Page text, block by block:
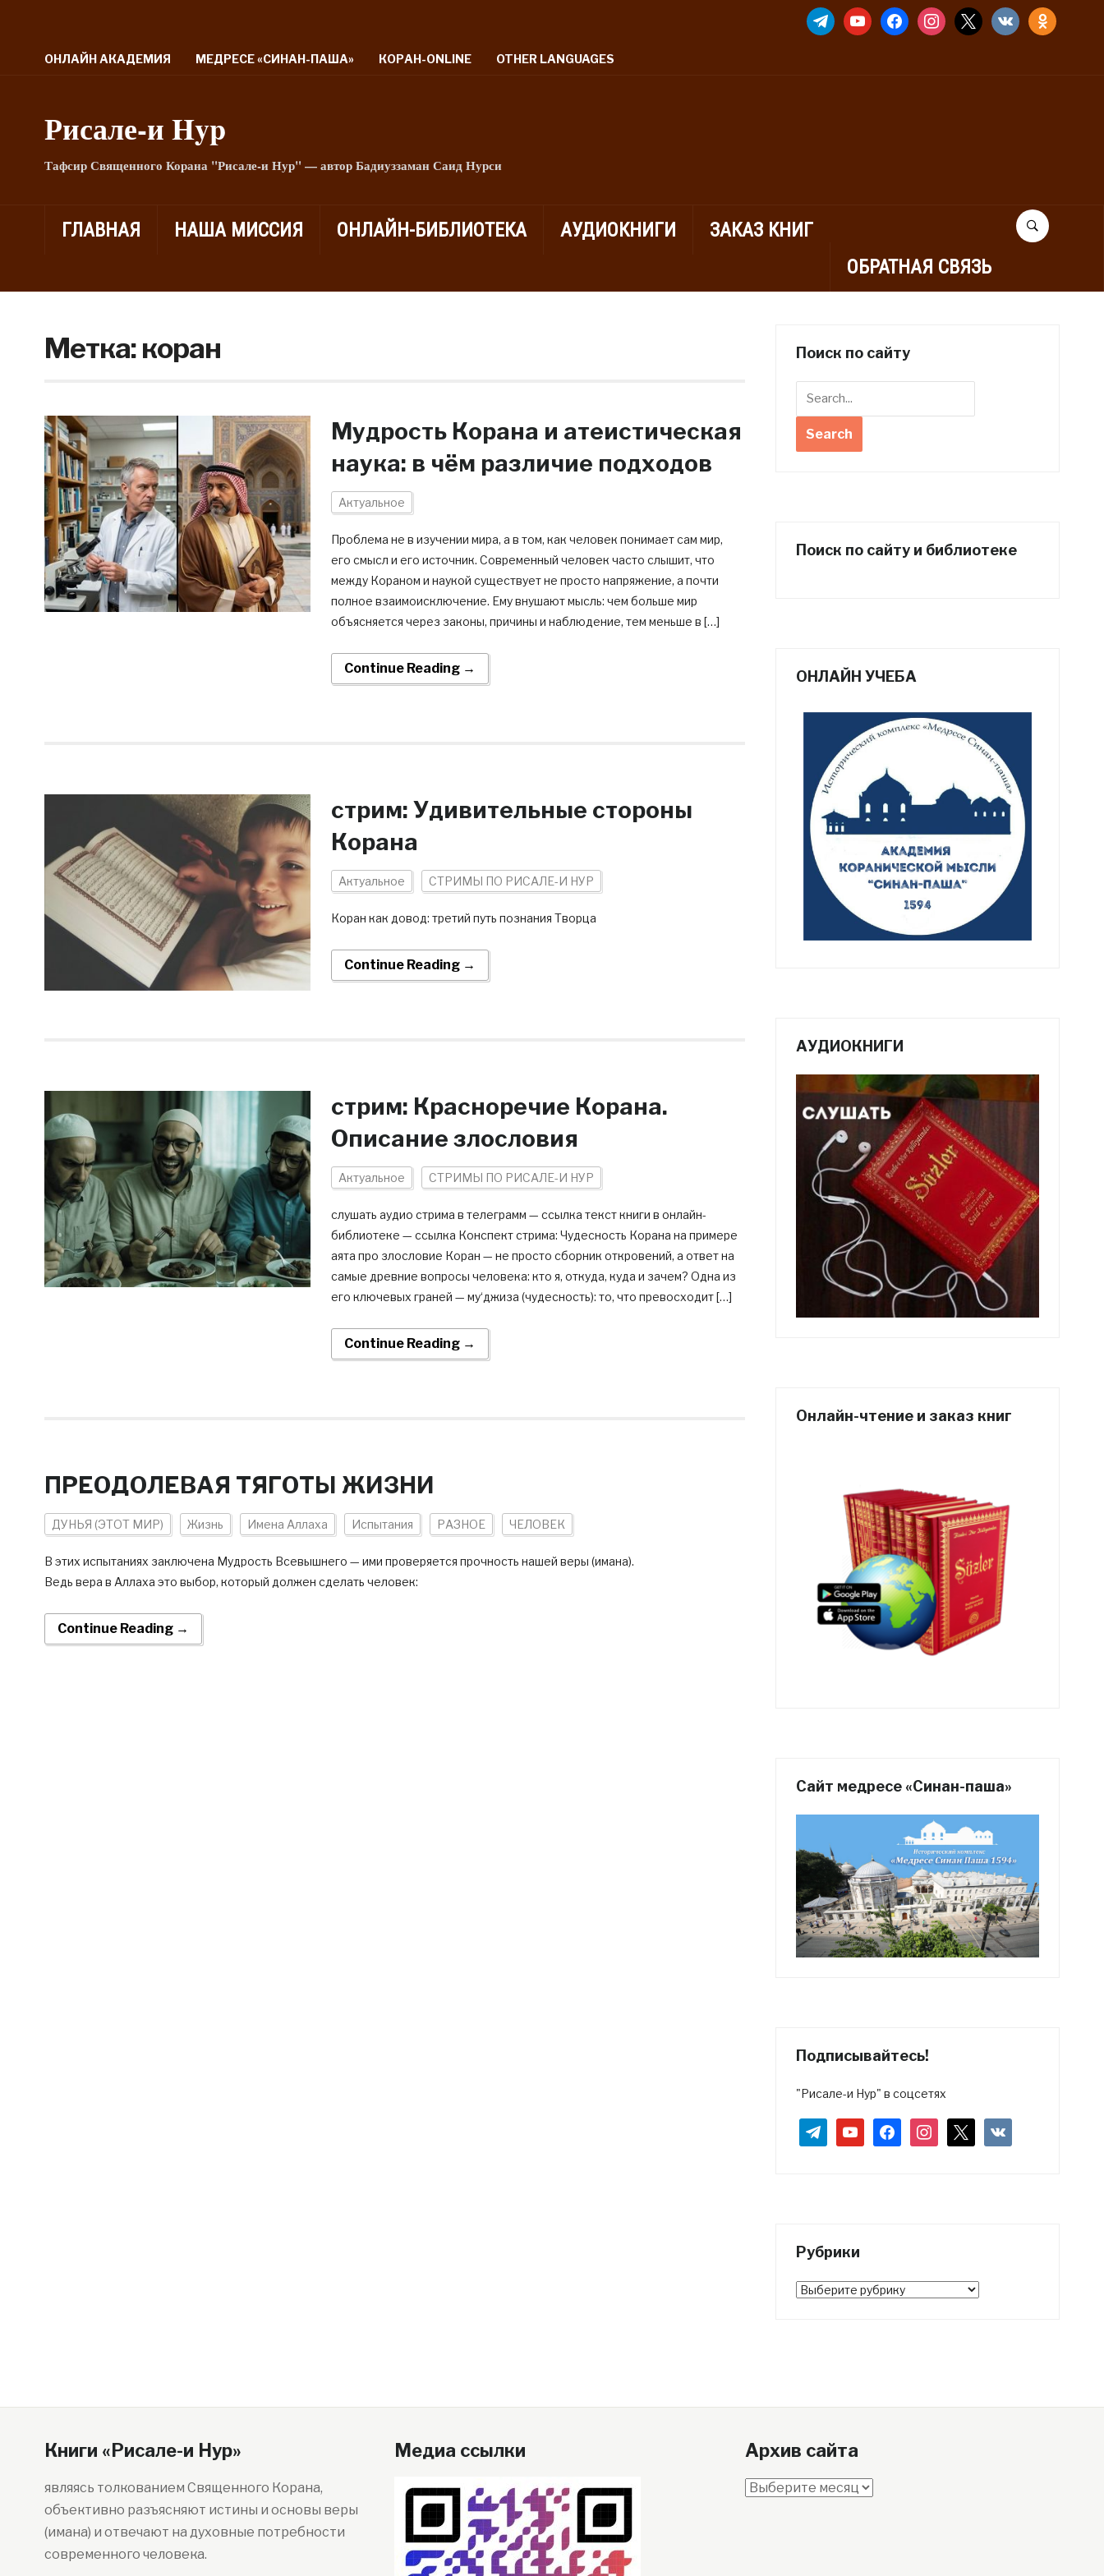
TELEGRAMYOUTUBEFACEBOOKINSTAGRAM
X VKONTAKTE
ОНЛАЙН АКАДЕМИЯ МЕДРЕСЕ «СИНАН-ПАША» КОРАН-ONLINE OTHER LANGUAGES
Рисале-и Hyp
Тафсир Священного Корана "Рисале-и Нур" — автор Бадиуззаман Саид Нурси
ГЛАВНАЯ НАША МИССИЯ ОНЛАЙН-БИБЛИОТЕКА АУДИОКНИГИ
ЗАКАЗ КНИГ
ОБРАТНАЯ СВЯЗЬ
Метка:коран
Мудрость Корана и атеистическая
наука: в чём различие подходов
Актуальное
Проблема не в изучении мира, а в том, как человек понимает сам мир,
его смысл и его источник. Современный человек часто слышит, что
между Кораном и наукой существует не просто напряжение, а почти
полное взаимоисключение. Ему внушают мысль: чем больше мир
объясняется через законы, причины и наблюдение, тем меньше в […]
Continue Reading →
стрим: Удивительные стороны
Корана
Актуальное СТРИМЫ ПО РИСАЛЕ-И НУР
Коран как довод: третий путь познания Творца
Continue Reading →
стрим: Красноречие Корана.
Описание злословия
Актуальное СТРИМЫ ПО РИСАЛЕ-И НУР
слушать аудио стрима в телеграмм — ссылка текст книги в онлайн-
библиотеке — ссылка Конспект стрима: Чудесность Корана на примере
аята про злословие Коран — не просто сборник откровений, а ответ на
самые древние вопросы человека: кто я, откуда, куда и зачем? Одна из
его ключевых граней — му‘джиза (чудесность): то, что превосходит […]
Continue Reading →
ПРЕОДОЛЕВАЯ ТЯГОТЫ ЖИЗНИ
ДУНЬЯ (ЭТОТ МИР) Жизнь Имена Аллаха Испытания РАЗНОЕ ЧЕЛОВЕК
В этих испытаниях заключена Мудрость Всевышнего — ими проверяется прочность нашей веры (имана).
Ведь вера в Аллаха это выбор, который должен сделать человек:
Continue Reading →
Поиск по сайту
Поиск по сайту и библиотеке
ОНЛАЙН УЧЕБА
АУДИОКНИГИ
Онлайн-чтение и заказ книг
Сайт медресе «Синан-паша»
Подписывайтесь!
"Рисале-и Нур" в соцсетях
telegramyoutubefacebookinstagram vkontakte
Рубрики
Рубрики
Книги «Рисале-и Нур»
являясь толкованием Священного Корана,
объективно разъясняют истины и основы веры
(имана) и отвечают на духовные потребности
современного человека.
Медиа ссылки Архив сайта
Архив